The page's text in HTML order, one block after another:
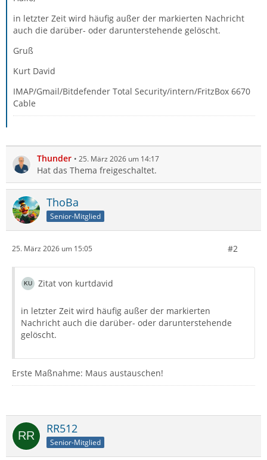
in letzter Zeit wird häufig außer der markierten Nachricht
auch die darüber- oder darunterstehende gelöscht.
Gruß
Kurt David
IMAP/Gmail/Bitdefender Total Security/intern/FritzBox 6670
Cable
Thunder 25. März 2026 um 14:17
Hat das Thema freigeschaltet.
ThoBa
Senior-Mitglied
25. März 2026 um 15:05 #2
Zitat von kurtdavid
in letzter Zeit wird häufig außer der markierten
Nachricht auch die darüber- oder darunterstehende
gelöscht.
Erste Maßnahme: Maus austauschen!
RR512
Senior-Mitglied